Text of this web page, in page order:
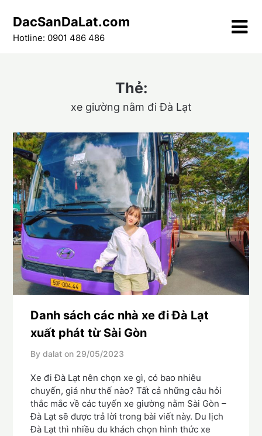
content
DacSanDaLat.com
Hotline: 0901 486 486
Thẻ:
xe giường nằm đi Đà Lạt
Danh sách các nhà xe đi Đà Lạt
xuất phát từ Sài Gòn
By dalat on 29/05/2023
Xe đi Đà Lạt nên chọn xe gì, có bao nhiêu
chuyến, giá như thế nào? Tất cả những câu hỏi
thắc mắc về các tuyến xe giường nằm Sài Gòn –
Đà Lạt sẽ được trả lời trong bài viết này. Du lịch
Đà Lạt thì nhiều du khách chọn hình thức xe